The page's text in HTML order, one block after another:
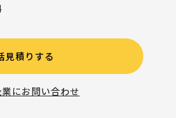
見積りする
業にお問い合わせ